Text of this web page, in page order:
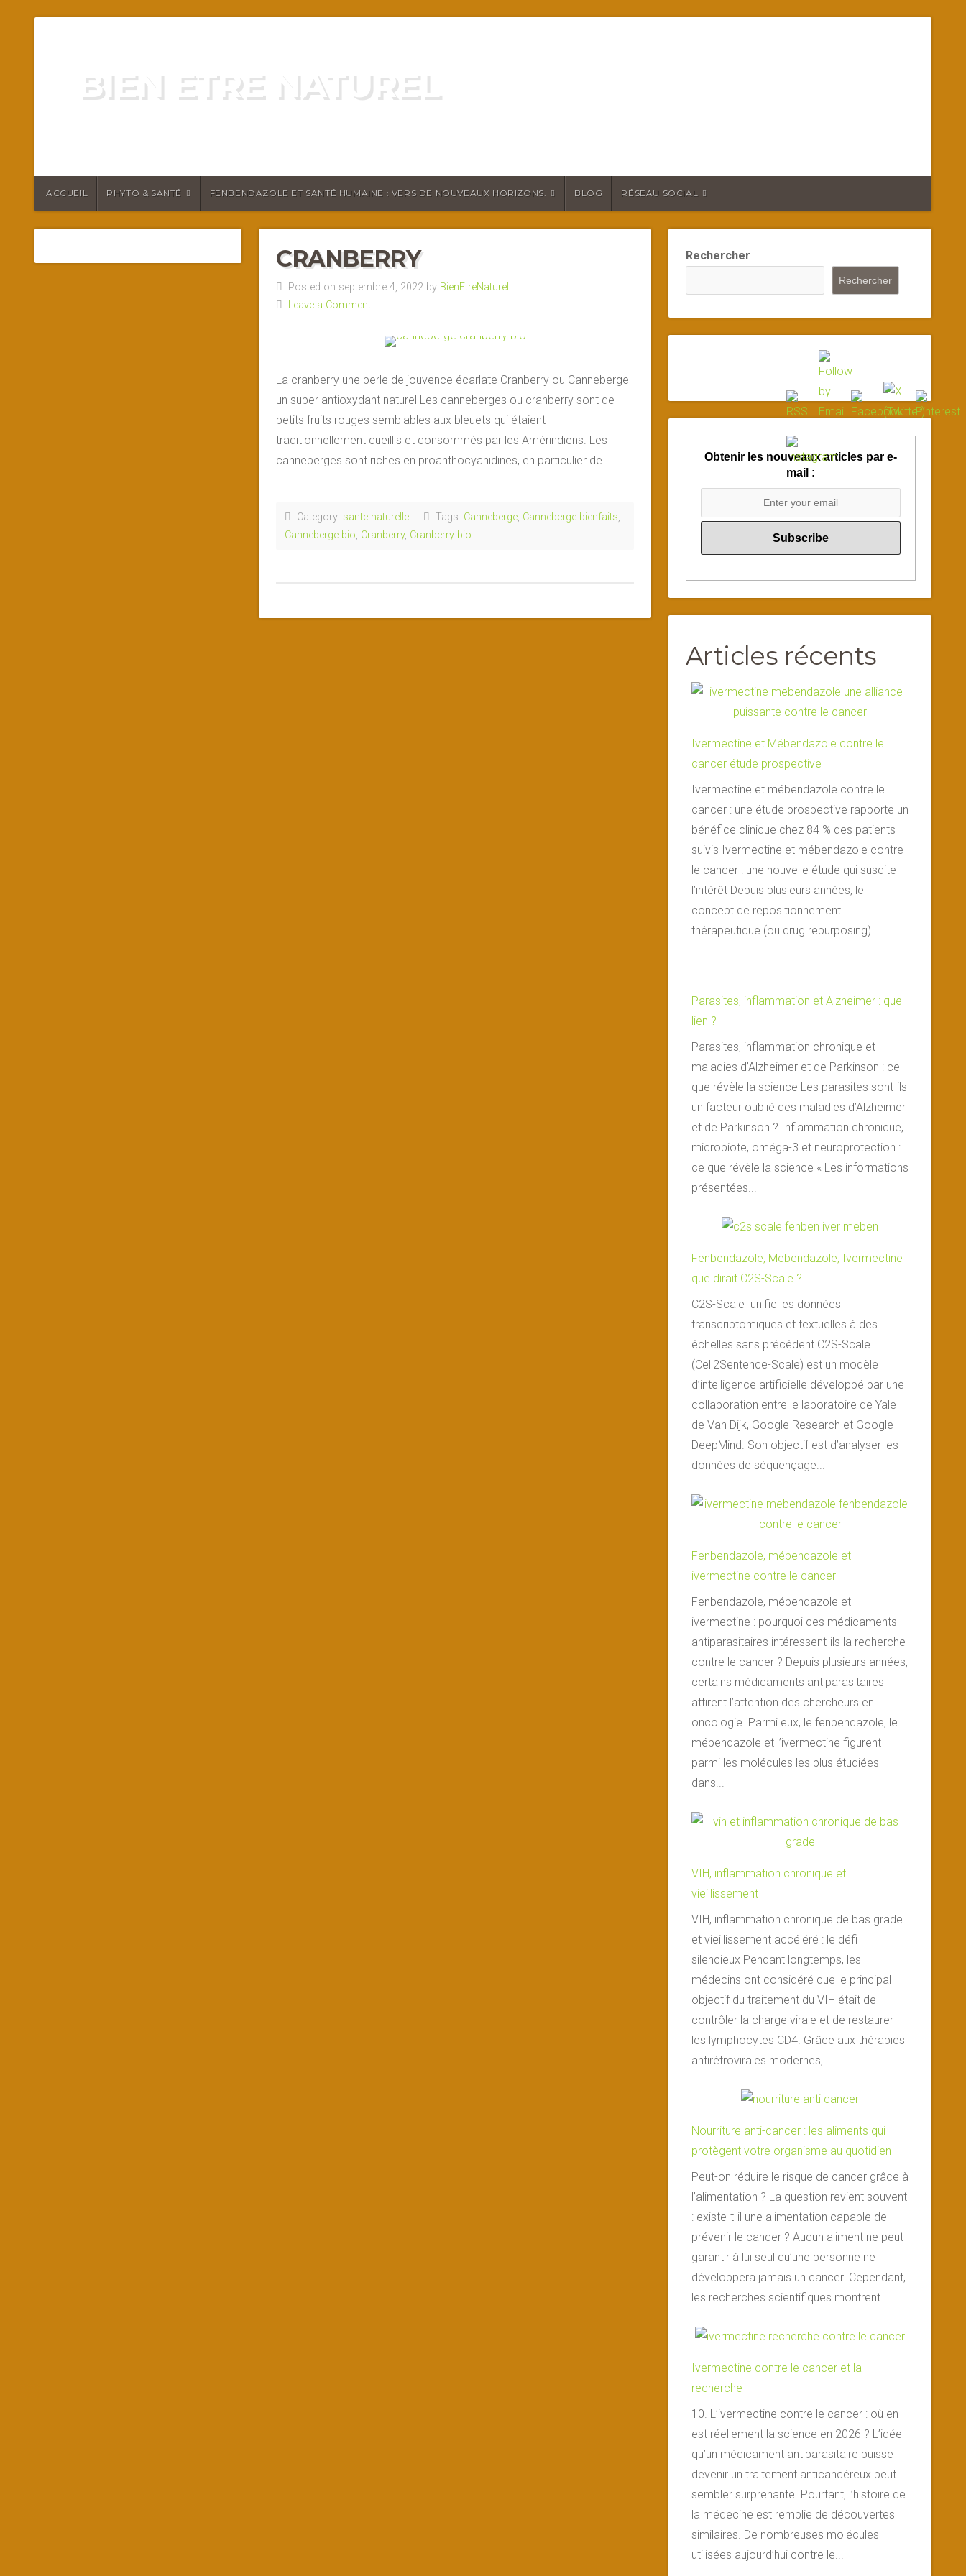
BIEN ETRE NATUREL
ACCUEIL PHYTO & SANTÉ FENBENDAZOLE ET SANTÉ HUMAINE : VERS DE NOUVEAUX HORIZONS. BLOG RÉSEAU SOCIAL
CRANBERRY
Posted on septembre 4, 2022 by BienEtreNaturel
Leave a Comment
La cranberry une perle de jouvence écarlate Cranberry ou Canneberge
un super antioxydant naturel Les canneberges ou cranberry sont de
petits fruits rouges semblables aux bleuets qui étaient
traditionnellement cueillis et consommés par les Amérindiens. Les
canneberges sont riches en proanthocyanidines, en particulier de…
Category: sante naturelle Tags: Canneberge, Canneberge bienfaits,
Canneberge bio, Cranberry, Cranberry bio
Rechercher
Rechercher
Obtenir les nouveaux articles par e-
mail :
Articles récents
Ivermectine et Mébendazole contre le
cancer étude prospective
Ivermectine et mébendazole contre le
cancer : une étude prospective rapporte un
bénéfice clinique chez 84 % des patients
suivis Ivermectine et mébendazole contre
le cancer : une nouvelle étude qui suscite
l’intérêt Depuis plusieurs années, le
concept de repositionnement
thérapeutique (ou drug repurposing)...
Parasites, inflammation et Alzheimer : quel
lien ?
Parasites, inflammation chronique et
maladies d’Alzheimer et de Parkinson : ce
que révèle la science Les parasites sont-ils
un facteur oublié des maladies d’Alzheimer
et de Parkinson ? Inflammation chronique,
microbiote, oméga-3 et neuroprotection :
ce que révèle la science « Les informations
présentées...
Fenbendazole, Mebendazole, Ivermectine
que dirait C2S-Scale ?
C2S-Scale unifie les données
transcriptomiques et textuelles à des
échelles sans précédent C2S-Scale
(Cell2Sentence-Scale) est un modèle
d’intelligence artificielle développé par une
collaboration entre le laboratoire de Yale
de Van Dijk, Google Research et Google
DeepMind. Son objectif est d’analyser les
données de séquençage...
Fenbendazole, mébendazole et
ivermectine contre le cancer
Fenbendazole, mébendazole et
ivermectine : pourquoi ces médicaments
antiparasitaires intéressent-ils la recherche
contre le cancer ? Depuis plusieurs années,
certains médicaments antiparasitaires
attirent l’attention des chercheurs en
oncologie. Parmi eux, le fenbendazole, le
mébendazole et l’ivermectine figurent
parmi les molécules les plus étudiées
dans...
VIH, inflammation chronique et
vieillissement
VIH, inflammation chronique de bas grade
et vieillissement accéléré : le défi
silencieux Pendant longtemps, les
médecins ont considéré que le principal
objectif du traitement du VIH était de
contrôler la charge virale et de restaurer
les lymphocytes CD4. Grâce aux thérapies
antirétrovirales modernes,...
Nourriture anti-cancer : les aliments qui
protègent votre organisme au quotidien
Peut-on réduire le risque de cancer grâce à
l’alimentation ? La question revient souvent
: existe-t-il une alimentation capable de
prévenir le cancer ? Aucun aliment ne peut
garantir à lui seul qu’une personne ne
développera jamais un cancer. Cependant,
les recherches scientifiques montrent...
Ivermectine contre le cancer et la
recherche
10. L’ivermectine contre le cancer : où en
est réellement la science en 2026 ? L’idée
qu’un médicament antiparasitaire puisse
devenir un traitement anticancéreux peut
sembler surprenante. Pourtant, l’histoire de
la médecine est remplie de découvertes
similaires. De nombreuses molécules
utilisées aujourd’hui contre le...